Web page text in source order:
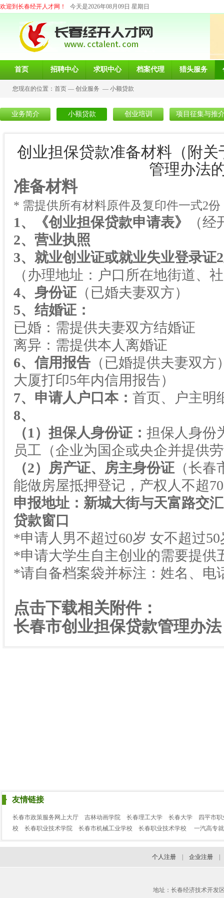
欢迎到长春经开人才网！ 今天是2026年08月09日 星期日
首页 招聘中心 求职中心 档案代理 猎头服务
您现在的位置： 首页 — 创业服务 — 小额贷款
业务简介 小额贷款 创业培训 项目征集与推
创业担保贷款准备材料（附
管理办法
准备材料
* 需提供所有材料原件及复印件一式2份
1、《创业担保贷款申请表》
（
2、营业执照
3、就业创业证或就业失业登录证2
（办理地址：户口所在地街道、
4、身份证 （已婚夫妻双方）
5、结婚证：
已婚：需提供夫妻双方结婚证
离异：需提供本人离婚证
6、信用报告 （已婚提供夫妻双
大厦打印5年内信用报告）
7、申请人户口本： 首页、户主明
8、
（1）担保人身份证： 担保人身份
员工（企业为国企或央企并提供
（2）房产证、房主身份证 （长
能做房屋抵押登记，产权人不超70
申报地址：新城大街与天富路交
贷款窗口
*申请人男不超过60岁 女不超过50
*申请大学生自主创业的需要提供
*请自备档案袋并标注：姓名、电
点击下载相关附件：
长春市创业担保贷款管理办法
友情链接
长春市政策服务网上大厅 吉林动画学院 长春理工大学 长春大学
四平市
校
长春职业技术学院 长春市机械工业学校 长春职业技术学校 一汽高专
个人注册 企业注册
地址：长春经济技术开发